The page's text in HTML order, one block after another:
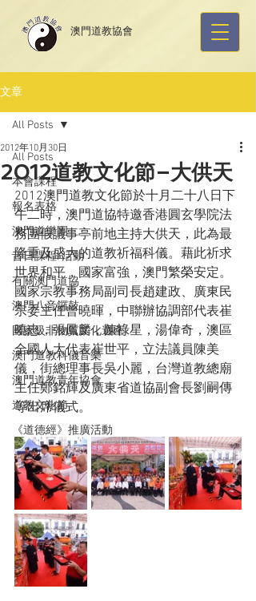
​澳門道教協會
文章
All Posts
本會課程
報名表格
澳門道樂團
昔日課程/活動
有關澳門道協
澳門八音鑼鼓
國家級非物質文化遺產
澳門道教科儀音樂
澳門道教青年協會
道教文化節
《道德經》推廣活動
All Posts
2012道教文化節–大供天
2012年10月30日
2012澳門道教文化節於十月二十八日下
午二時，澳門道協特邀香港圓玄學院法
務團假議事亭前地主持大供天，此為最
隆重及盛大的道教祈福科儀。藉此祈求
世界和平，國家富強，澳門繁榮安定。
國家宗教事務局副司長趙建政、廣東民
宗委主任曾曉暉，中聯辦協調部代表崔
曉忠，張鳳麟，陳祿星，湯偉奇，澳區
全國人大代表崔世平，立法議員陳美
儀，街總理事長吳小麗，台灣道教總廟
主任鄭銘輝及廣東省道協副會長劉嗣傳
等出席儀式。